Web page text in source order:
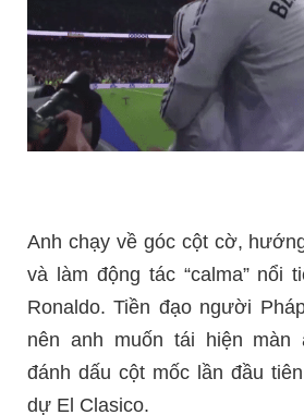
Anh chạy về góc cột cờ,
và làm động tác “calma” nổi
Ronaldo. Tiền đạo người
nên anh muốn tái hiện màn
đánh dấu cột mốc lần đầu
dự El Clasico.